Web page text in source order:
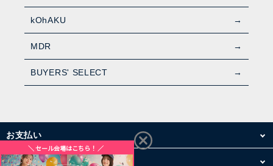
kOhAKU
MDR
BUYERS' SELECT
お支払い
配送・送料